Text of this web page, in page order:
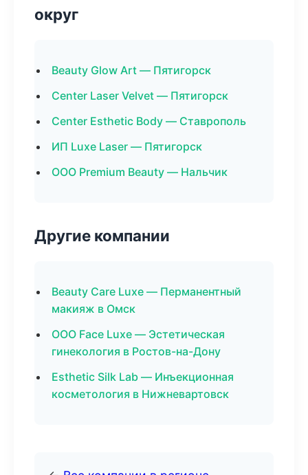
округ
Beauty Glow Art — Пятигорск
Center Laser Velvet — Пятигорск
Center Esthetic Body — Ставрополь
ИП Luxe Laser — Пятигорск
ООО Premium Beauty — Нальчик
Другие компании
Beauty Care Luxe — Перманентный
макияж в Омск
ООО Face Luxe — Эстетическая
гинекология в Ростов-на-Дону
Esthetic Silk Lab — Инъекционная
косметология в Нижневартовск